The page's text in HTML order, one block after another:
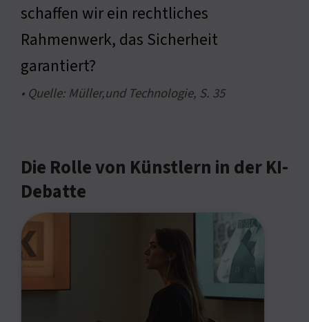
schaffen wir ein rechtliches
Rahmenwerk, das Sicherheit
garantiert?
• Quelle: Müller,und Technologie, S. 35
Die Rolle von Künstlern in der KI-
Debatte